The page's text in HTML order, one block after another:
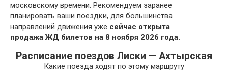
московскому времени. Рекомендуем заранее
планировать ваши поездки, для большинства
направлений движения уже сейчас открыта
продажа ЖД билетов на 8 ноября 2026 года.
Расписание поездов Лиски — Ахтырская
Какие поезда ходят по этому маршруту